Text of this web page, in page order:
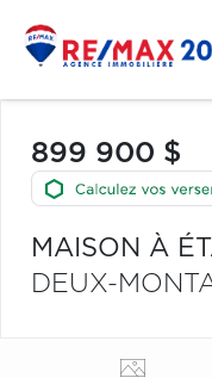
899 900 $
MAISON À
DEUX-